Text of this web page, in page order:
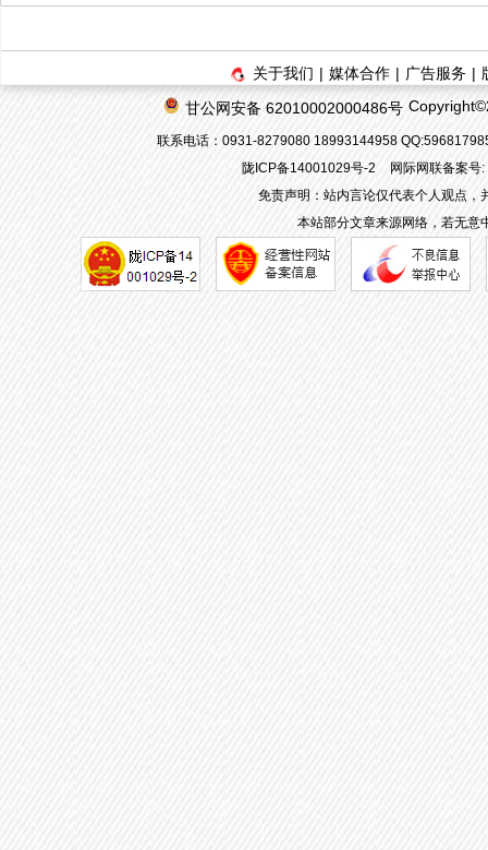
关于我们 | 媒体合作 | 广告服务 |
甘公网安备 62010002000486号
联系电话：0931-8279080 18993144958
陇ICP备14001029号-2
网际网联备案
免责声明：站内言论仅代表个人观点，
本站部分文章来源网络，若无意